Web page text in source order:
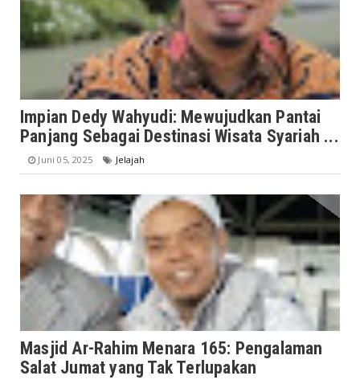
Impian Dedy Wahyudi: Mewujudkan Pantai
Panjang Sebagai Destinasi Wisata Syariah ...
Juni 05, 2025 Jelajah
Masjid Ar-Rahim Menara 165: Pengalaman
Salat Jumat yang Tak Terlupakan